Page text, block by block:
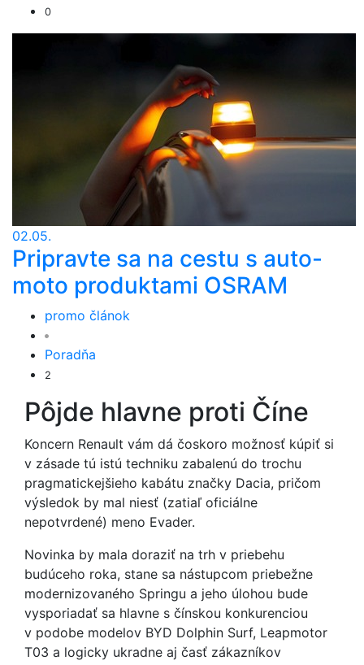
0
02.05.
Pripravte sa na cestu s auto-
moto produktami OSRAM
promo článok
Poradňa
2
Pôjde hlavne proti Číne
Koncern Renault vám dá čoskoro možnosť kúpiť si
v zásade tú istú techniku zabalenú do trochu
pragmatickejšieho kabátu značky Dacia, pričom
výsledok by mal niesť (zatiaľ oficiálne
nepotvrdené) meno Evader.
Novinka by mala doraziť na trh v priebehu
budúceho roka, stane sa nástupcom priebežne
modernizovaného Springu a jeho úlohou bude
vysporiadať sa hlavne s čínskou konkurenciou
v podobe modelov BYD Dolphin Surf, Leapmotor
T03 a logicky ukradne aj časť zákazníkov